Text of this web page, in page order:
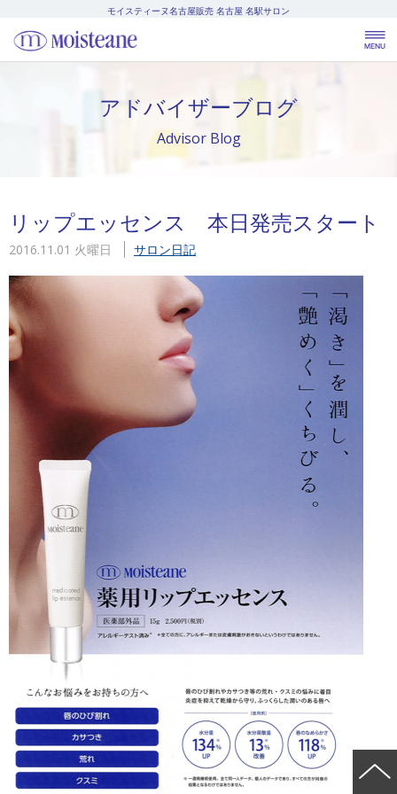
モイスティーヌ名古屋販売 名古屋 名駅サロン
アドバイザーブログ
Advisor Blog
リップエッセンス 本日発売スタート
2016.11.01 火曜日 サロン日記